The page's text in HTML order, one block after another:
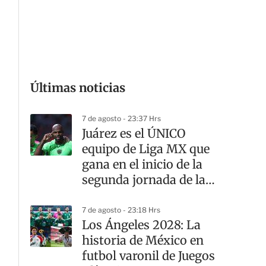
Últimas noticias
7 de agosto - 23:37 Hrs
Juárez es el ÚNICO
equipo de Liga MX que
gana en el inicio de la
segunda jornada de la
7 de agosto - 23:18 Hrs
Los Ángeles 2028: La
historia de México en
futbol varonil de Juegos